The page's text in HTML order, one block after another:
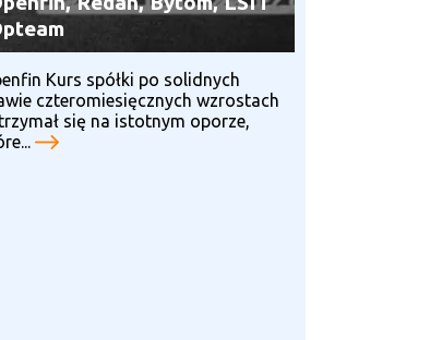
Kurs spółki po solidnych
czteromiesięcznych wzrostach
się na istotnym oporze,